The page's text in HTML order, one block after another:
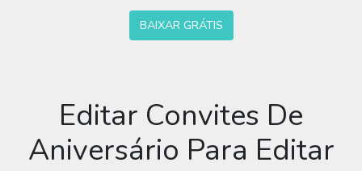
BAIXAR GRÁTIS
Editar Convites De
Aniversário Para Editar